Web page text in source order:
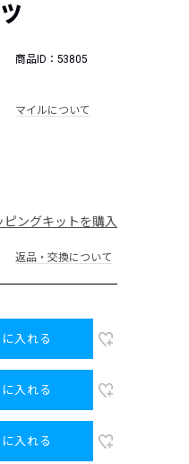
商品ID：53805
マイルについて
ピングキットを購入
返品・交換について
入れる
入れる
入れる